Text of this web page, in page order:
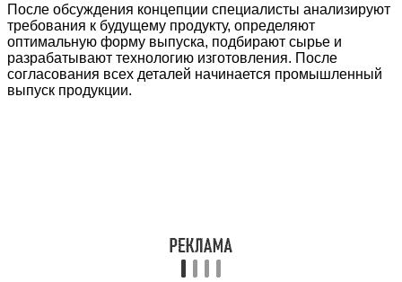
После обсуждения концепции специалисты анализируют
требования к будущему продукту, определяют
оптимальную форму выпуска, подбирают сырье и
разрабатывают технологию изготовления. После
согласования всех деталей начинается промышленный
выпуск продукции.